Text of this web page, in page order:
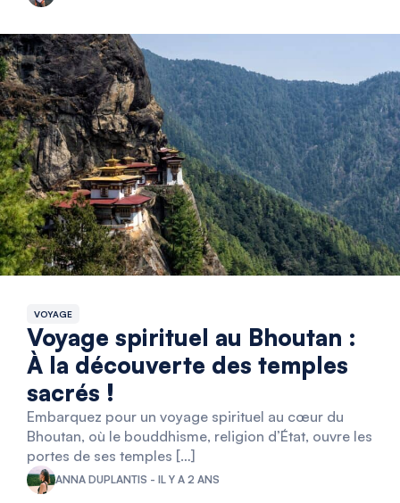
VOYAGE
Voyage spirituel au Bhoutan :
À la découverte des temples
sacrés !
Embarquez pour un voyage spirituel au cœur du
Bhoutan, où le bouddhisme, religion d’État, ouvre les
portes de ses temples […]
ANNA DUPLANTIS - IL Y A 2 ANS